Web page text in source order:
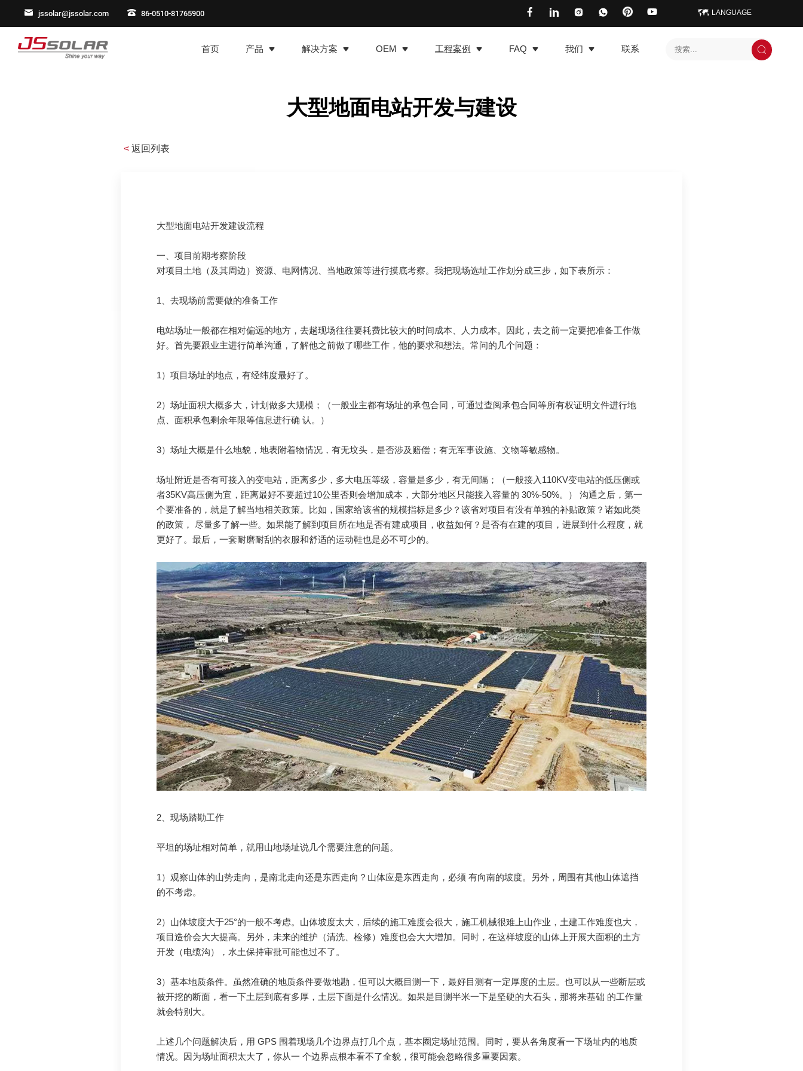
jssolar@jssolar.com 86-0510-81765900 LANGUAGE
首页 产品 解决方案 OEM 工程案例 FAQ 我们 联系
大型地面电站开发与建设
<返回列表
大型地面电站开发建设流程
一、项目前期考察阶段
对项目土地（及其周边）资源、电网情况、当地政策等进行摸底考察。我把现场选址工作划分成三步，如下表所示：
1、去现场前需要做的准备工作
电站场址一般都在相对偏远的地方，去趟现场往往要耗费比较大的时间成本、人力成本。因此，去之前一定要把准备工作做
好。首先要跟业主进行简单沟通，了解他之前做了哪些工作，他的要求和想法。常问的几个问题：
1）项目场址的地点，有经纬度最好了。
2）场址面积大概多大，计划做多大规模；（一般业主都有场址的承包合同，可通过查阅承包合同等所有权证明文件进行地
点、面积承包剩余年限等信息进行确 认。）
3）场址大概是什么地貌，地表附着物情况，有无坟头，是否涉及赔偿；有无军事设施、文物等敏感物。
场址附近是否有可接入的变电站，距离多少，多大电压等级，容量是多少，有无间隔；（一般接入110KV变电站的低压侧或
者35KV高压侧为宜，距离最好不要超过10公里否则会增加成本，大部分地区只能接入容量的 30%-50%。） 沟通之后，第一
个要准备的，就是了解当地相关政策。比如，国家给该省的规模指标是多少？该省对项目有没有单独的补贴政策？诸如此类
的政策， 尽量多了解一些。如果能了解到项目所在地是否有建成项目，收益如何？是否有在建的项目，进展到什么程度，就
更好了。最后，一套耐磨耐刮的衣服和舒适的运动鞋也是必不可少的。
2、现场踏勘工作
平坦的场址相对简单，就用山地场址说几个需要注意的问题。
1）观察山体的山势走向，是南北走向还是东西走向？山体应是东西走向，必须 有向南的坡度。另外，周围有其他山体遮挡
的不考虑。
2）山体坡度大于25°的一般不考虑。山体坡度太大，后续的施工难度会很大，施工机械很难上山作业，土建工作难度也大，
项目造价会大大提高。另外，未来的维护（清洗、检修）难度也会大大增加。同时，在这样坡度的山体上开展大面积的土方
开发（电缆沟），水土保持审批可能也过不了。
3）基本地质条件。虽然准确的地质条件要做地勘，但可以大概目测一下，最好目测有一定厚度的土层。也可以从一些断层或
被开挖的断面，看一下土层到底有多厚，土层下面是什么情况。如果是目测半米一下是坚硬的大石头，那将来基础 的工作量
就会特别大。
上述几个问题解决后，用 GPS 围着现场几个边界点打几个点，基本圈定场址范围。同时，要从各角度看一下场址内的地质
情况。因为场址面积太大了，你从一 个边界点根本看不了全貌，很可能会忽略很多重要因素。